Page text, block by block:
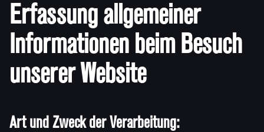
Erfassung allgemeiner
Informationen beim Besuch
unserer Website
Art und Zweck der Verarbeitung: